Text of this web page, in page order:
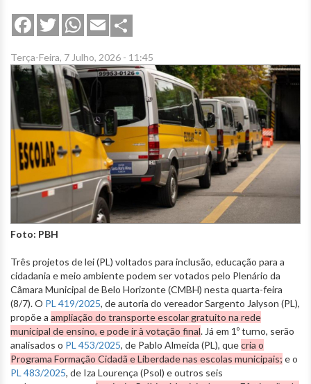
FacebookTwitterWhatsApp
Email
Terça-Feira, 7 Julho, 2026 - 11:45
Foto: PBH
Três projetos de lei (PL) voltados para inclusão, educação para a
cidadania e meio ambiente podem ser votados pelo Plenário da
Câmara Municipal de Belo Horizonte (CMBH) nesta quarta-feira
(8/7). O PL 419/2025, de autoria do vereador Sargento Jalyson (PL),
propõe a ampliação do transporte escolar gratuito na rede
municipal de ensino, e pode ir à votação final. Já em 1º turno, serão
analisados o PL 453/2025, de Pablo Almeida (PL), quecria o
Programa Formação Cidadã e Liberdade nas escolas municipais; e o
PL 483/2025, de Iza Lourença (Psol) e outros seis